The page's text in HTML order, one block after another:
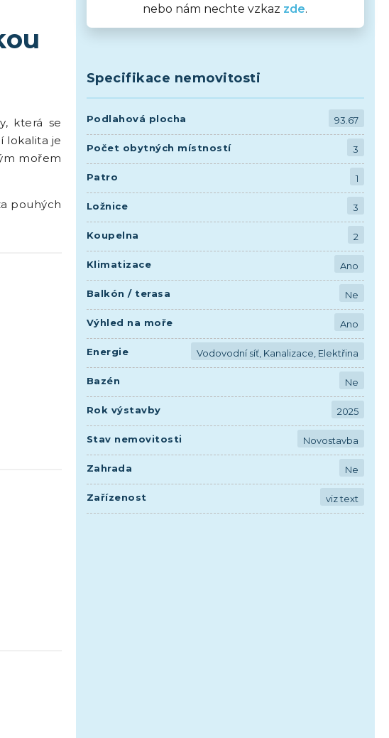
která se
lokalita je
mořem
pouhých
nebo nám nechte vzkaz zde.
Specifikace nemovitosti
Podlahová plocha 93.67
Počet obytných místností 3
Patro 1
Ložnice 3
Koupelna 2
Klimatizace Ano
Balkón / terasa Ne
Výhled na moře Ano
Energie Vodovodní síť, Kanalizace, Elektřina
Bazén Ne
Rok výstavby 2025
Stav nemovitosti Novostavba
Zahrada Ne
Zařízenost viz text